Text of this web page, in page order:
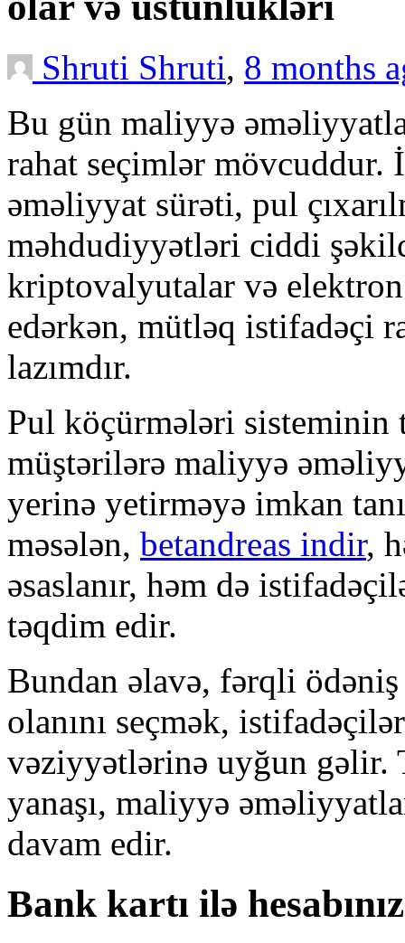
Shruti Shruti, 8 months
Bu gün maliyyə
rahat seçimlər
əməliyyat sürəti, pul
məhdudiyyətləri ciddi
kriptovalyutalar və elektron
edərkən, mütləq istifadəçi
lazımdır.
Pul köçürmələri
müştərilərə maliyyə
yerinə yetirməyə imkan
məsələn, betandreas indir,
əsaslanır, həm də
təqdim edir.
Bundan əlavə, fərqli ödəniş
olanını seçmək,
vəziyyətlərinə uyğun gəlir.
yanaşı, maliyyə
davam edir.
Bank kartı ilə